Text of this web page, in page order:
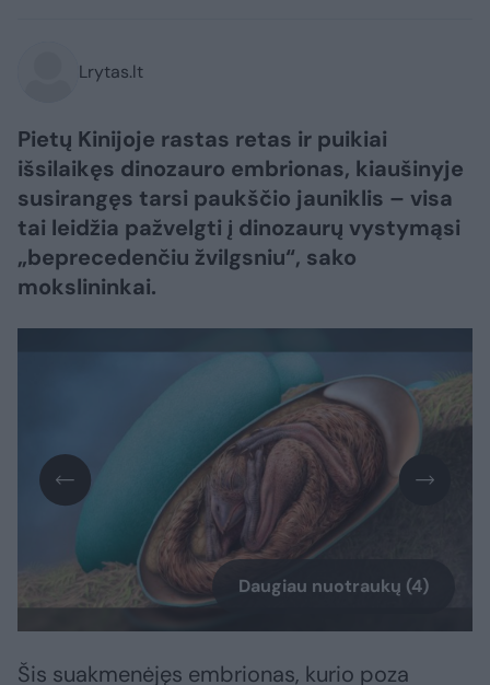
Lrytas.lt
Pietų Kinijoje rastas retas ir puikiai
išsilaikęs dinozauro embrionas, kiaušinyje
susirangęs tarsi paukščio jauniklis – visa
tai leidžia pažvelgti į dinozaurų vystymąsi
„beprecedenčiu žvilgsniu“, sako
mokslininkai.
Daugiau nuotraukų (4)
Šis suakmenėjęs embrionas, kurio poza